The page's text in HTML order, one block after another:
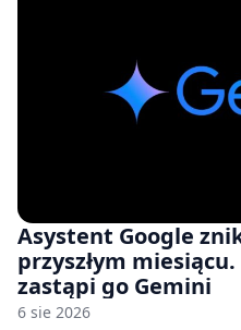
Asystent Google
przyszłym
zastąpi go Gemini
6 sie 2026